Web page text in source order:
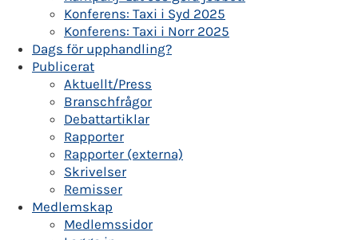
Konferens: Taxi i Syd 2025
Konferens: Taxi i Norr 2025
Dags för upphandling?
Publicerat
Aktuellt/Press
Branschfrågor
Debattartiklar
Rapporter
Rapporter (externa)
Skrivelser
Remisser
Medlemskap
Medlemssidor